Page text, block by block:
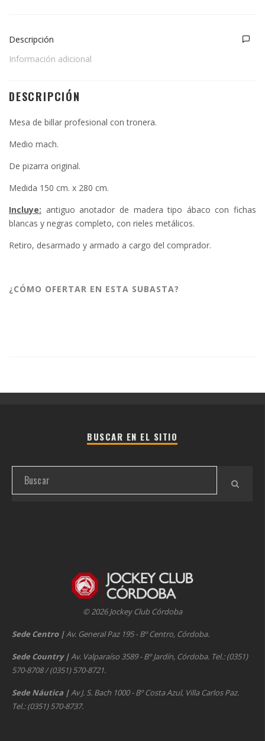
Descripción
Información adicional
DESCRIPCIÓN
Mesa de billar profesional con tronera.
Medio mach.
De pizarra original.
Medida 150 cm. x 280 cm.
Incluye: antiguo anotador de madera tipo ábaco con fichas
blancas y negras completo, con rieles metálicos.
Retiro, desarmado y armado a cargo del comprador.
¿CÓMO OFERTAR EN ESTA SUBASTA?
BUSCAR EN EL SITIO
© 2026 Jockey Club Córdoba
Sede Centro |Av. General Paz 195 - Bº Centro, Córdoba.
Sede Country |Av. Valparaíso 3589 - Bº Jardín, Córdoba. Tel.: (0351)
570-8708 / (0351) 570-8721.
Sede Náutica |Av J. S. Bach 1000 - Bº Costa Azul, Villa Carlos Paz.
Tel.: (0351) 570-8737.